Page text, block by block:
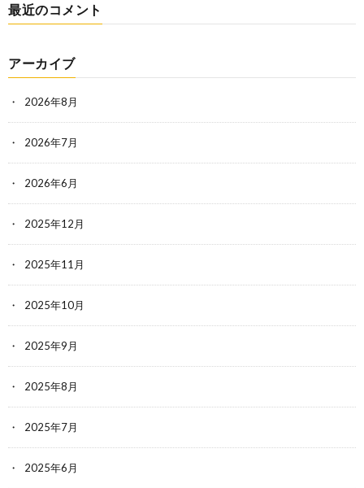
最近のコメント
アーカイブ
2026年8月
2026年7月
2026年6月
2025年12月
2025年11月
2025年10月
2025年9月
2025年8月
2025年7月
2025年6月